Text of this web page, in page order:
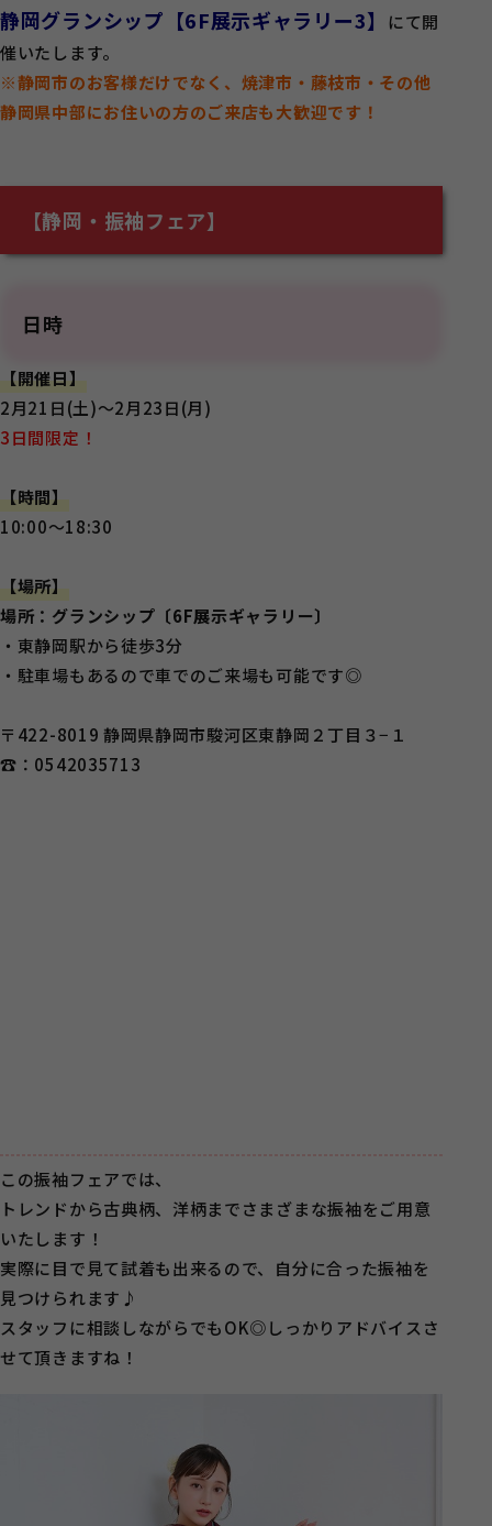
静岡グランシップ【6F展示ギャラリー3】
にて開
催いたします。
※静岡市のお客様だけでなく、焼津市・藤枝市・その他
静岡県中部にお住いの方のご来店も大歓迎です！
【静岡・振袖フェア】
日時
【開催日】
2月21日(土)～2月23日(月)
3日間限定！
【時間】
10:00～18:30
【場所】
場所：グランシップ〔6F展示ギャラリー〕
・東静岡駅から徒歩3分
・駐車場もあるので車でのご来場も可能です◎
〒422-8019 静岡県静岡市駿河区東静岡２丁目３−１
☎：0542035713
この振袖フェアでは、
トレンドから古典柄、洋柄までさまざまな振袖をご用意
いたします！
実際に目で見て試着も出来るので、自分に合った振袖を
見つけられます♪
スタッフに相談しながらでもOK◎しっかりアドバイスさ
せて頂きますね！